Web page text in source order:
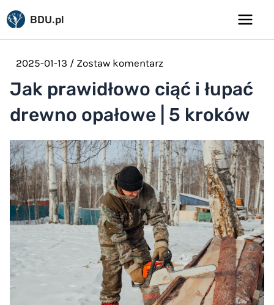
Pomiń
do
treści
BDU.pl
Main
2025-01-13 / Zostaw komentarz
Jak prawidłowo ciąć i łupać
drewno opałowe | 5 kroków